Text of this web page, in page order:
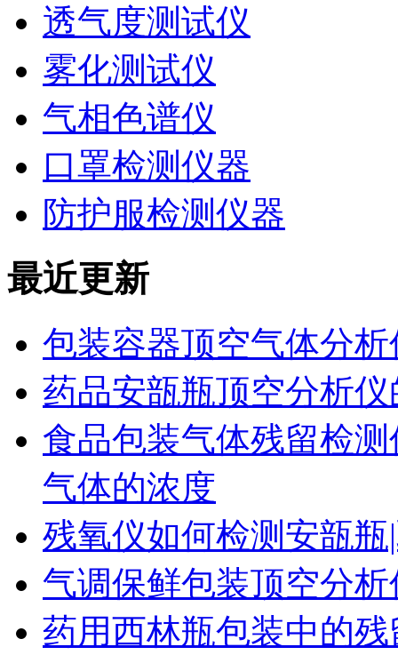
透气度测试仪
雾化测试仪
气相色谱仪
口罩检测仪器
防护服检测仪器
最近更新
包装容器顶空气体分
药品安瓿瓶顶空分析
食品包装气体残留检
气体的浓度
残氧仪如何检测安瓿
气调保鲜包装顶空分
药用西林瓶包装中的